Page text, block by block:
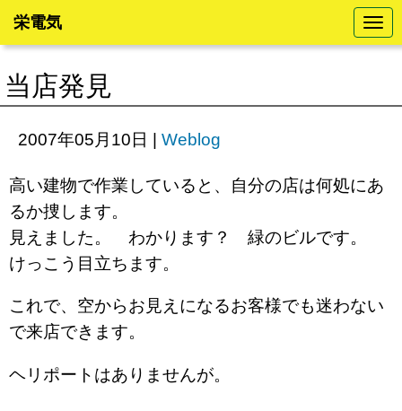
N
a
v
t
栄電気
当店発見
2007年05月10日 | Weblog
高い建物で作業していると、自分の店は何処にあ
るか捜します。
見えました。 わかります？ 緑のビルです。
けっこう目立ちます。
これで、空からお見えになるお客様でも迷わない
で来店できます。
ヘリポートはありませんが。